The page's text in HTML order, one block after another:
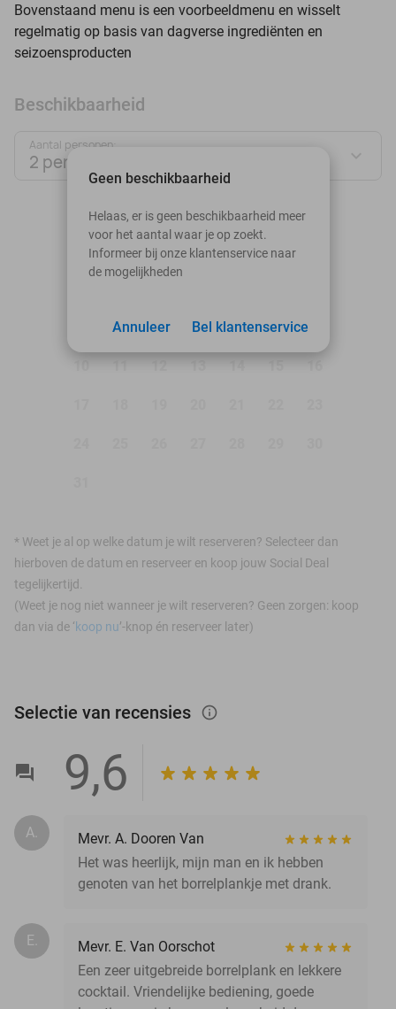
Bovenstaand menu is een voorbeeldmenu en wisselt
regelmatig op basis van dagverse ingrediënten en
seizoensproducten
Beschikbaarheid
Aantal personen:
2 personen
augustus 2026
Ma
Di Wo Do Vr
4 5 6 7 8
* Weet je al op welke datum je wilt reserveren? Selecteer dan
hierboven de datum en reserveer en koop jouw Social Deal
tegelijkertijd.
(Weet je nog niet wanneer je wilt reserveren? Geen zorgen: koop
dan via de ‘koop nu’-knop én reserveer later)
Geen beschikbaarheid
Helaas, er is geen beschikbaarheid meer
voor het aantal waar je op zoekt.
Informeer bij onze klantenservice naar
de mogelijkheden
Bel klantenservice
Annuleer
Selectie van recensies info_outlined
9,6
A.
Mevr. A. Dooren Van
Het was heerlijk, mijn man en ik hebben
genoten van het borrelplankje met drank.
E.
Mevr. E. Van Oorschot
Een zeer uitgebreide borrelplank en lekkere
cocktail. Vriendelijke bediening, goede